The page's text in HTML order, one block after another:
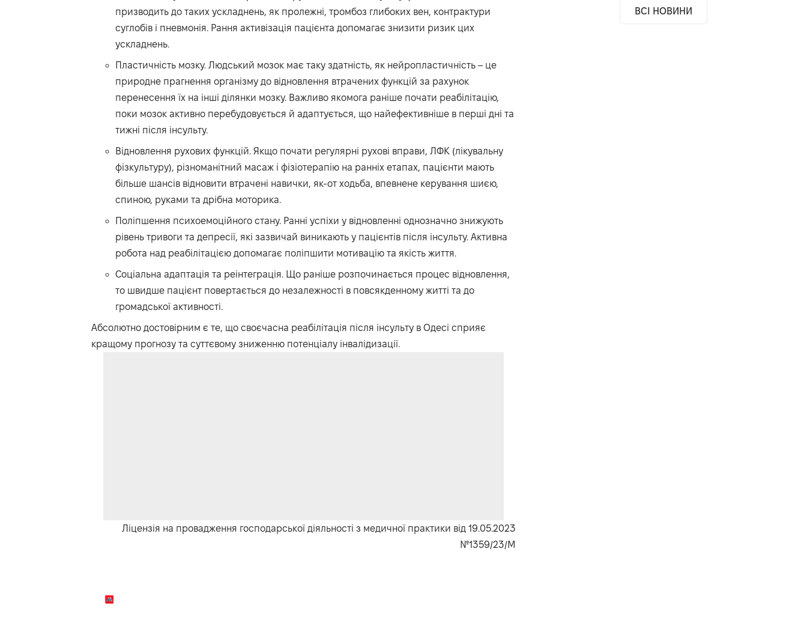
призводить до таких ускладнень, як пролежні, тромбоз глибоких вен, контрактури
суглобів і пневмонія. Рання активізація пацієнта допомагає знизити ризик цих
ускладнень.
Пластичність мозку. Людський мозок має таку здатність, як нейропластичність – це
природне прагнення організму до відновлення втрачених функцій за рахунок
перенесення їх на інші ділянки мозку. Важливо якомога раніше почати реабілітацію,
поки мозок активно перебудовується й адаптується, що найефективніше в перші дні та
тижні після інсульту.
Відновлення рухових функцій. Якщо почати регулярні рухові вправи, ЛФК (лікувальну
фізкультуру), різноманітний масаж і фізіотерапію на ранніх етапах, пацієнти мають
більше шансів відновити втрачені навички, як-от ходьба, впевнене керування шиєю,
спиною, руками та дрібна моторика.
Поліпшення психоемоційного стану. Ранні успіхи у відновленні однозначно знижують
рівень тривоги та депресії, які зазвичай виникають у пацієнтів після інсульту. Активна
робота над реабілітацією допомагає поліпшити мотивацію та якість життя.
Соціальна адаптація та реінтеграція. Що раніше розпочинається процес відновлення,
то швидше пацієнт повертається до незалежності в повсякденному житті та до
громадської активності.
Абсолютно достовірним є те, що своєчасна реабілітація після інсульту в Одесі сприяє
кращому прогнозу та суттєвому зниженню потенціалу інвалідизації.
Ліцензія на провадження господарської діяльності з медичної практики від 19.05.2023
№1359/23/М
ВСІ НОВИНИ